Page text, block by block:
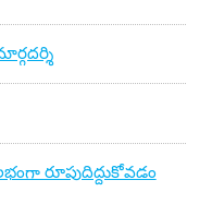
ప్రాంతీయ-స్పెసిఫిక్
రూపుదిద్దుకోవడం